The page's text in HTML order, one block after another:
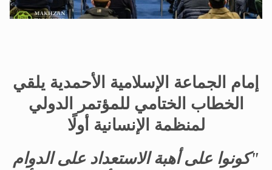
إمام الجماعة الإسلامية الأحمدية يلقي
الخطاب الختامي للمؤتمر الدولي
لمنظمة الإنسانية أولًا
"كونوا على أهبة الاستعداد على الدوام